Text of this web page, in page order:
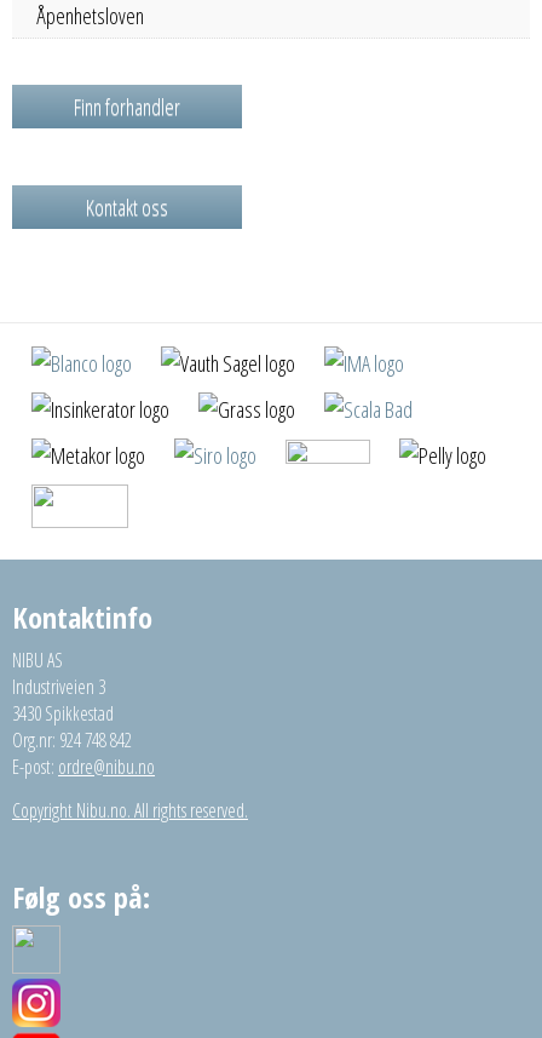
Åpenhetsloven
Finn forhandler
Kontakt oss
Kontaktinfo
NIBU AS
Industriveien 3
3430 Spikkestad
Org.nr: 924 748 842
E-post: ordre@nibu.no
Copyright Nibu.no. All rights reserved.
Følg oss på: